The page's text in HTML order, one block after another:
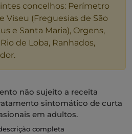
concelhos: Perímetro
Viseu (Freguesias de São
e Santa Maria), Orgens,
de Loba, Ranhados,
não sujeito a receita
sintomático de curta
em adultos.
completa